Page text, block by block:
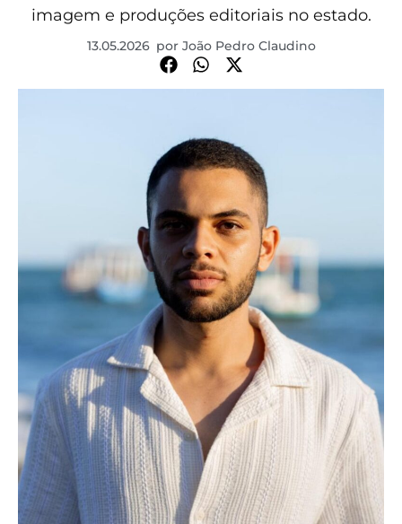
imagem e produções editoriais no estado.
13.05.2026 por João Pedro Claudino